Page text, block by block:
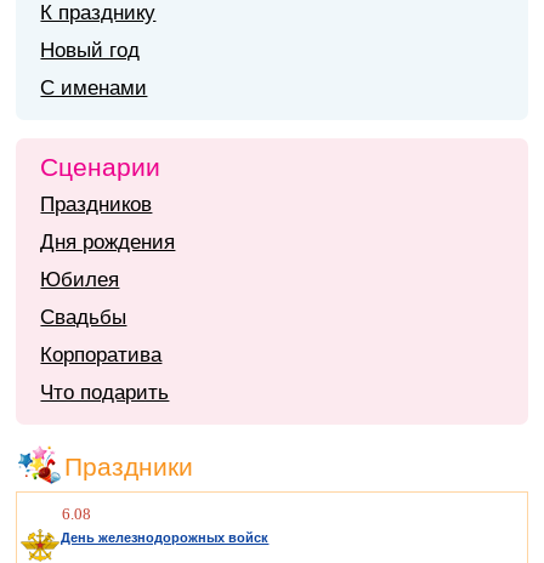
К празднику
Новый год
С именами
Сценарии
Праздников
Дня рождения
Юбилея
Свадьбы
Корпоратива
Что подарить
Праздники
6.08
День железнодорожных войск